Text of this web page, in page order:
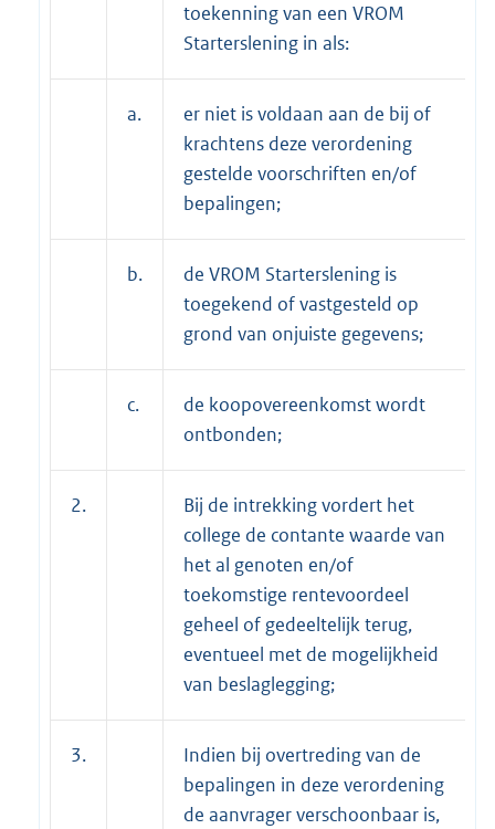
toekenning van een VROM
Starterslening in als:
a.
er niet is voldaan aan de bij of
krachtens deze verordening
gestelde voorschriften en/of
bepalingen;
b.
de VROM Starterslening is
toegekend of vastgesteld op
grond van onjuiste gegevens;
c.
de koopovereenkomst wordt
ontbonden;
2.
Bij de intrekking vordert het
college de contante waarde van
het al genoten en/of
toekomstige rentevoordeel
geheel of gedeeltelijk terug,
eventueel met de mogelijkheid
van beslaglegging;
3.
Indien bij overtreding van de
bepalingen in deze verordening
de aanvrager verschoonbaar is,